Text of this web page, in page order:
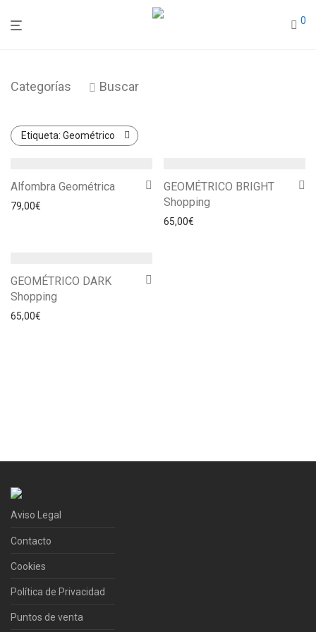
0
Categorías Buscar
Etiqueta: Geométrico
Alfombra Geométrica
79,00€
GEOMÉTRICO BRIGHT
Shopping
65,00€
GEOMÉTRICO DARK
Shopping
65,00€
Aviso Legal
Contacto
Cookies
Política de Privacidad
Puntos de venta